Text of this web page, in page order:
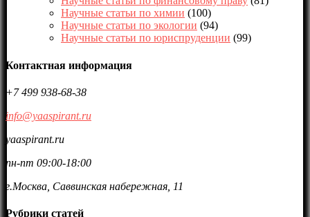
Научные статьи по химии (100)
Научные статьи по экологии (94)
Научные статьи по юриспруденции (99)
Контактная информация
+7 499 938-68-38
info@yaaspirant.ru
yaaspirant.ru
пн-пт 09:00-18:00
г.Москва, Саввинская набережная, 11
Рубрики статей